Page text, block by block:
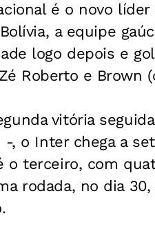
é o novo
a equipe
logo depois e
Roberto e Brown
vitória
-, o Inter chega a
o terceiro, com
rodada, no dia